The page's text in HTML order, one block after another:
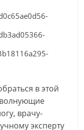
в этой
врачу-
эксперту